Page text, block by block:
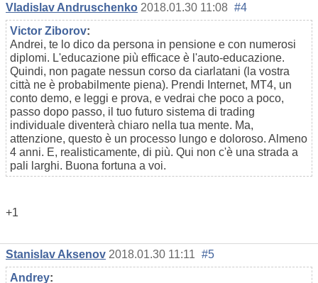
Vladislav Andruschenko 2018.01.30 11:08 #4
Victor Ziborov:
Andrei, te lo dico da persona in pensione e con numerosi
diplomi. L'educazione più efficace è l'auto-educazione.
Quindi, non pagate nessun corso da ciarlatani (la vostra
città ne è probabilmente piena). Prendi Internet, MT4, un
conto demo, e leggi e prova, e vedrai che poco a poco,
passo dopo passo, il tuo futuro sistema di trading
individuale diventerà chiaro nella tua mente. Ma,
attenzione, questo è un processo lungo e doloroso. Almeno
4 anni. E, realisticamente, di più. Qui non c'è una strada a
pali larghi. Buona fortuna a voi.
+1
Stanislav Aksenov 2018.01.30 11:11 #5
Andrey: